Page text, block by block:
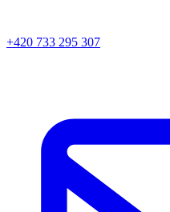
+420 733 295 307